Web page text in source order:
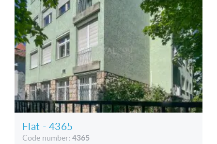
Flat - 4365
Code number: 4365